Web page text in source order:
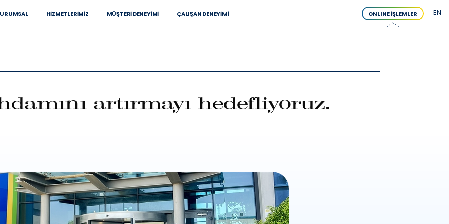
HIZMETLERIMIZ MÜŞTERI DENEYIMI ÇALIŞAN DENEYIMI ONLINE İŞLEMLER EN
artırmayı hedefliyoruz.